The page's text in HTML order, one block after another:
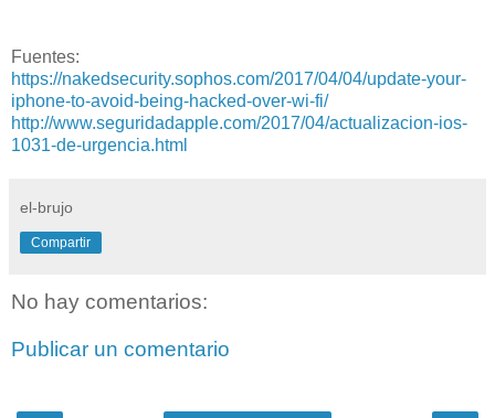
Fuentes:
https://nakedsecurity.sophos.com/2017/04/04/update-your-
iphone-to-avoid-being-hacked-over-wi-fi/
http://www.seguridadapple.com/2017/04/actualizacion-ios-
1031-de-urgencia.html
el-brujo
Compartir
No hay comentarios:
Publicar un comentario